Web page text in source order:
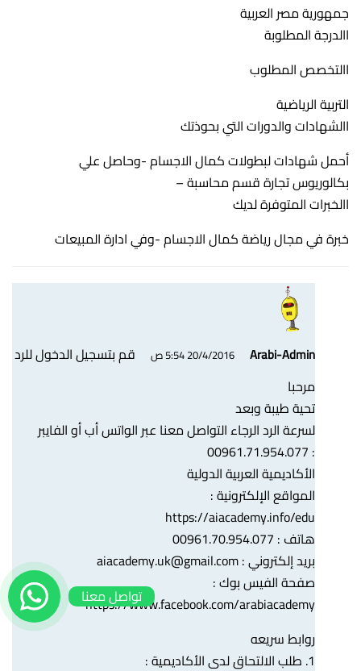
جمهورية مصر العربية
االدرجة المطلوبة
االتخصص المطلوب
التربية الرياضية
االشهادات والدورات التي بحوذتك
أحمل شهادات لبطولات كمال الاجسام -وحاصل علي
بكالوريوس تجارة قسم محاسبة –
االخبرات المتوفرة لديك
خبرة في مجال رياضة كمال الاجسام -وفي ادارة المبيعات
Arabi-Admin 20/4/2016 5:54 ص
قم بتسجيل الدخول للرد
مرحبا
تحية طيبة وبعد
لسرعة الرد الرجاء التواصل معنا عبر الواتس أب أو الفايبر
: 00961.71.954.077
الأكاديمية العربية الدولية
المواقع الإلكترونية :
https://aiacademy.info/edu
هاتف : 00961.70.954.077
بريد إلكتروني :aiacademy.uk@gmail.com
صفحة الفيس بوك :
https://www.facebook.com/arabiacademy
روابط سريعه
1. طلب الالتحاق لدى الأكاديمية :
تواصل معنا